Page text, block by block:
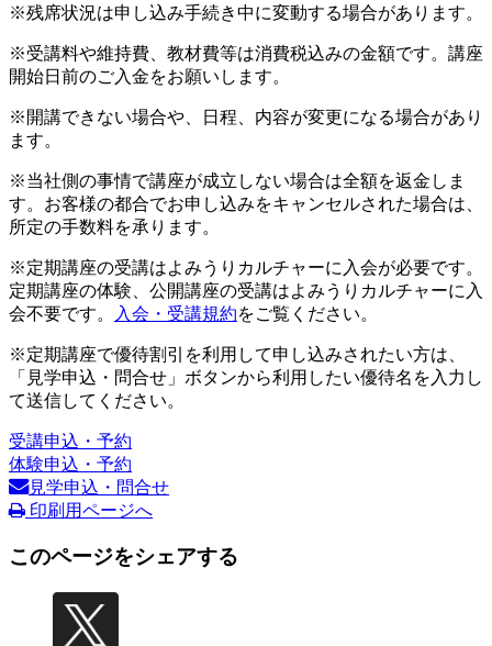
※残席状況は申し込み手続き中に変動する場合があります。
※受講料や維持費、教材費等は消費税込みの金額です。講座
開始日前のご入金をお願いします。
※開講できない場合や、日程、内容が変更になる場合があり
ます。
※当社側の事情で講座が成立しない場合は全額を返金しま
す。お客様の都合でお申し込みをキャンセルされた場合は、
所定の手数料を承ります。
※定期講座の受講はよみうりカルチャーに入会が必要です。
定期講座の体験、公開講座の受講はよみうりカルチャーに入
会不要です。
入会・受講規約をご覧ください。
※定期講座で優待割引を利用して申し込みされたい方は、
「見学申込・問合せ」ボタンから利用したい優待名を入力し
て送信してください。
受講申込・予約
体験申込・予約
見学申込・問合せ
印刷用ページへ
このページをシェアする